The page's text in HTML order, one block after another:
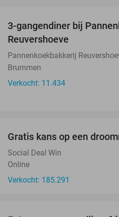
3-gangendiner bij
Reuvershoeve
Pannenkoekbakkerij
Brummen
Verkocht: 11.434
Gratis kans op een
Social Deal Win
Online
Verkocht: 185.291